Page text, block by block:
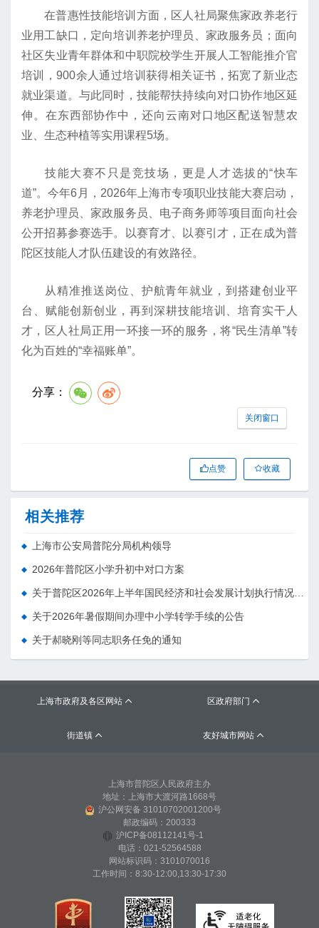
在普惠性技能培训方面，区人社局聚焦家政养老行
业用工缺口，定向培训养老护理员、家政服务员；面向
社区失业青年群体和中职院校学生开展人工智能推介官
培训，900余人通过培训获得相关证书，拓宽了新业态
就业渠道。与此同时，技能帮扶持续向对口协作地区延
伸。在东西部协作中，还向云南对口地区配送智慧农
业、生态种植等实用课程5场。
技能大赛不只是竞技场，更是人才选拔的“快车
道”。今年6月，2026年上海市专项职业技能大赛启动，
养老护理员、家政服务员、电子商务师等项目面向社会
公开招募参赛选手。以赛育才、以赛引才，正在成为普
陀区技能人才队伍建设的有效路径。
从精准推送岗位、护航青年就业，到搭建创业平
台、赋能创新创业，再到深耕技能培训、培育实干人
才，区人社局正用一环接一环的服务，将“民生清单”转
化为百姓的“幸福账单”。
分享：
关闭窗口
点赞 收藏
相关推荐
上海市公安局普陀分局机构领导
2026年普陀区小学升初中对口方案
关于2026年暑假期间办理中小学转学手续的公告
关于郝晓刚等同志职务任免的通知
上海市政府及各区网站  区政府部门 
街道镇  友好城市网站 
上海市普陀区人民政府主办
地址：上海市大渡河路1668号
沪公网安备 31010702001200号
邮政编码：200333
沪ICP备08112141号-1
电话：021-52564588
网站标识码：3101070016
工作时间：8:30-12:00,13:30-17:30